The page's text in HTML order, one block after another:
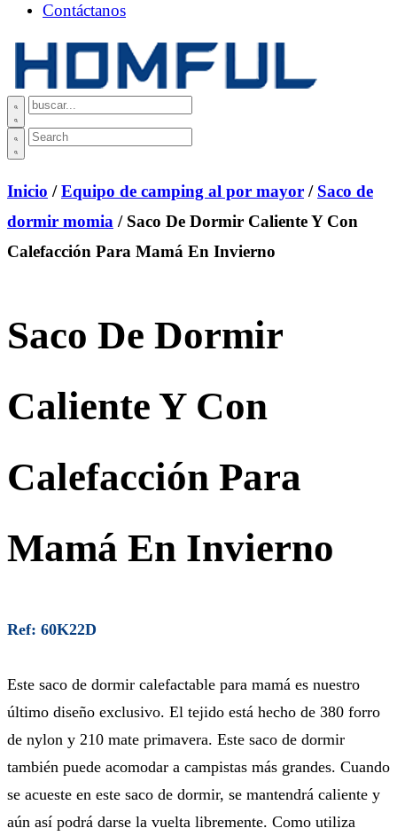
Contáctanos
Inicio /Equipo de camping al por mayor / Saco de
dormir momia / Saco De Dormir Caliente Y Con
Calefacción Para Mamá En Invierno
Saco De Dormir
Caliente Y Con
Calefacción Para
Mamá En Invierno
Ref: 60K22D
Este saco de dormir calefactable para mamá es nuestro
último diseño exclusivo. El tejido está hecho de 380 forro
de nylon y 210 mate primavera. Este saco de dormir
también puede acomodar a campistas más grandes. Cuando
se acueste en este saco de dormir, se mantendrá caliente y
aún así podrá darse la vuelta libremente. Como utiliza